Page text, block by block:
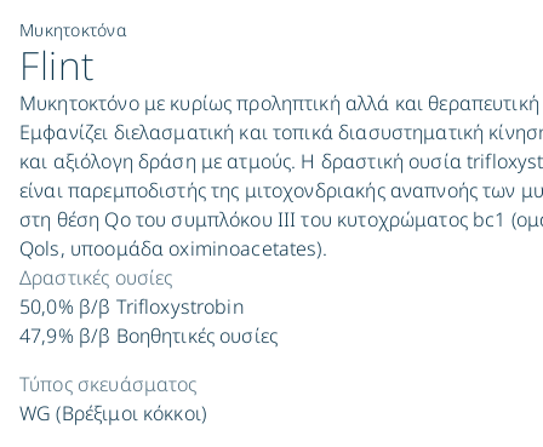
Μυκητοκτόνα
Flint
Μυκητοκτόνο με κυρίως προληπτική αλλά και
Εμφανίζει διελασματική και τοπικά διασυστηματική
και αξιόλογη δράση με ατμούς. Η δραστική ουσία
είναι παρεμποδιστής της μιτοχονδριακής αναπνοής των
στη θέση Qo του συμπλόκου ΙΙΙ του κυτοχρώματος bc1
Qols, υποομάδα oximinoacetates).​
Δραστικές ουσίες
50,0% β/β Trifloxystrobin
47,9% β/β Βοηθητικές ουσίες
Τύπος σκευάσματος
WG (Βρέξιμοι κόκκοι)